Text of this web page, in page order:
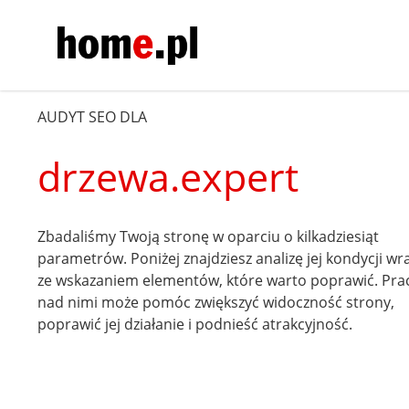
AUDYT SEO DLA
drzewa.expert
Zbadaliśmy Twoją stronę w oparciu o kilkadziesiąt
parametrów. Poniżej znajdziesz analizę jej kondycji
ze wskazaniem elementów, które warto poprawić.
nad nimi może pomóc zwiększyć widoczność strony,
poprawić jej działanie i podnieść atrakcyjność.